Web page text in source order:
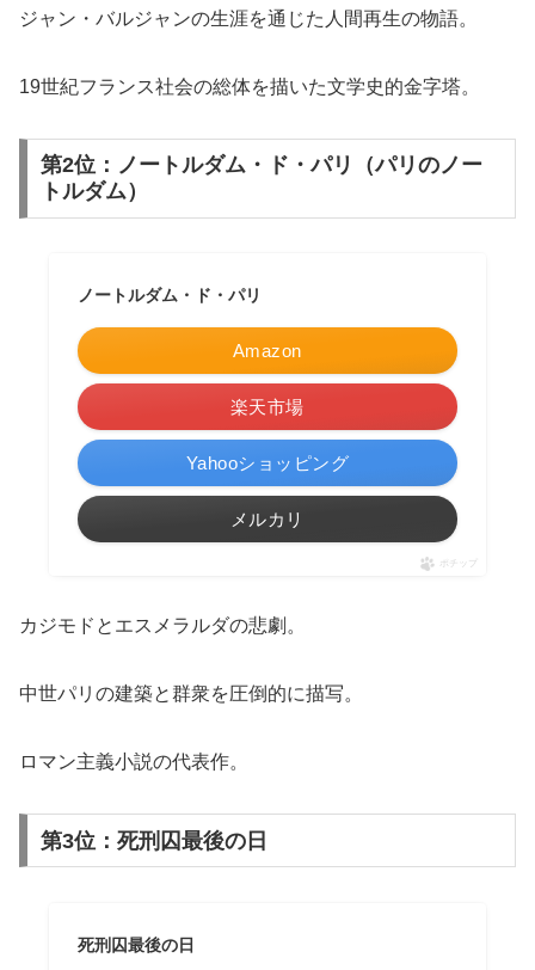
ジャン・バルジャンの生涯を通じた人間再生の物語。
19世紀フランス社会の総体を描いた文学史的金字塔。
第2位：ノートルダム・ド・パリ（パリのノー
トルダム）
ノートルダム・ド・パリ
Amazon
楽天市場
Yahooショッピング
メルカリ
ポチップ
カジモドとエスメラルダの悲劇。
中世パリの建築と群衆を圧倒的に描写。
ロマン主義小説の代表作。
第3位：死刑囚最後の日
死刑囚最後の日